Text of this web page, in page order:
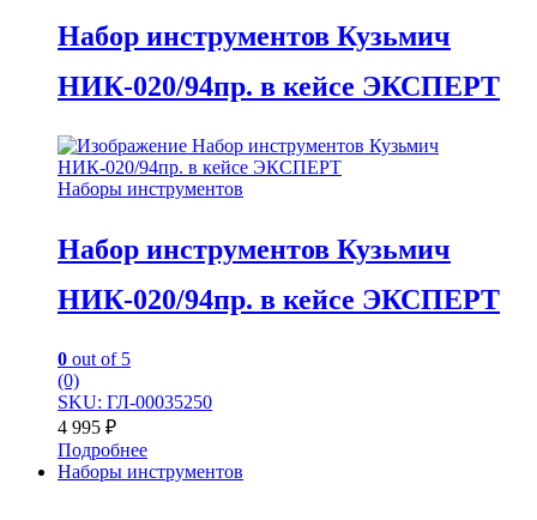
Набор инструментов Кузьмич
НИК-020/94пр. в кейсе ЭКСПЕРТ
Наборы инструментов
Набор инструментов Кузьмич
НИК-020/94пр. в кейсе ЭКСПЕРТ
0 out of 5
(0)
SKU: ГЛ-00035250
4 995 ₽
Подробнее
Наборы инструментов